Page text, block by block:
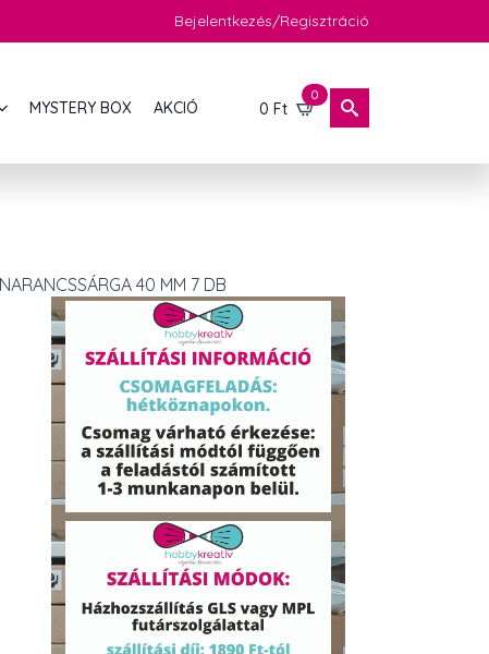
Bejelentkezés/Regisztráció
MYSTERY BOX AKCIÓ 0 Ft
0
40 MM 7 DB